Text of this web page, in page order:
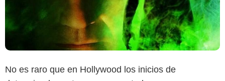
No es raro que en Hollywood los inicios de